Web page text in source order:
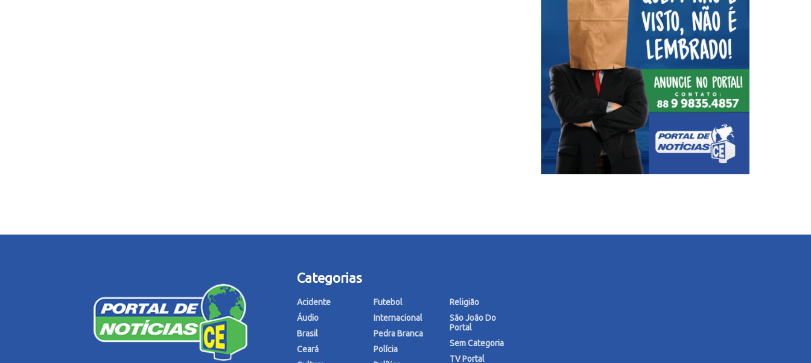
Categorias
Acidente
Áudio
Brasil
Ceará
Futebol
Internacional
Pedra Branca
Polícia
Religião
São João Do
Portal
Sem Categoria
TV Portal